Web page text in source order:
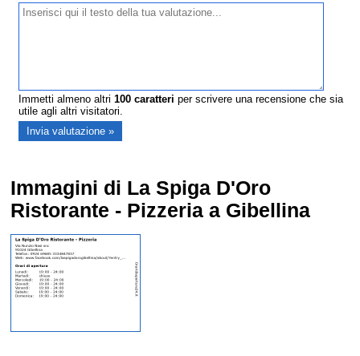
Immetti almeno altri100 caratteri per scrivere una recensione che sia
utile agli altri visitatori.
Immagini di La Spiga D'Oro
Ristorante - Pizzeria a Gibellina